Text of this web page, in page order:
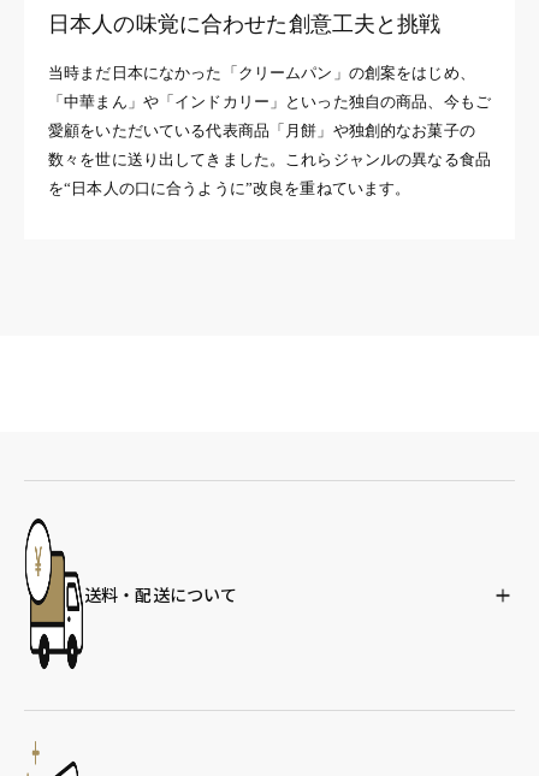
日本人の味覚に合わせた創意工夫と挑戦
当時まだ日本になかった「クリームパン」の創案をはじめ、
「中華まん」や「インドカリー」といった独自の商品、今もご
愛顧をいただいている代表商品「月餅」や独創的なお菓子の
数々を世に送り出してきました。これらジャンルの異なる食品
を“日本人の口に合うように”改良を重ねています。
送料・配送について